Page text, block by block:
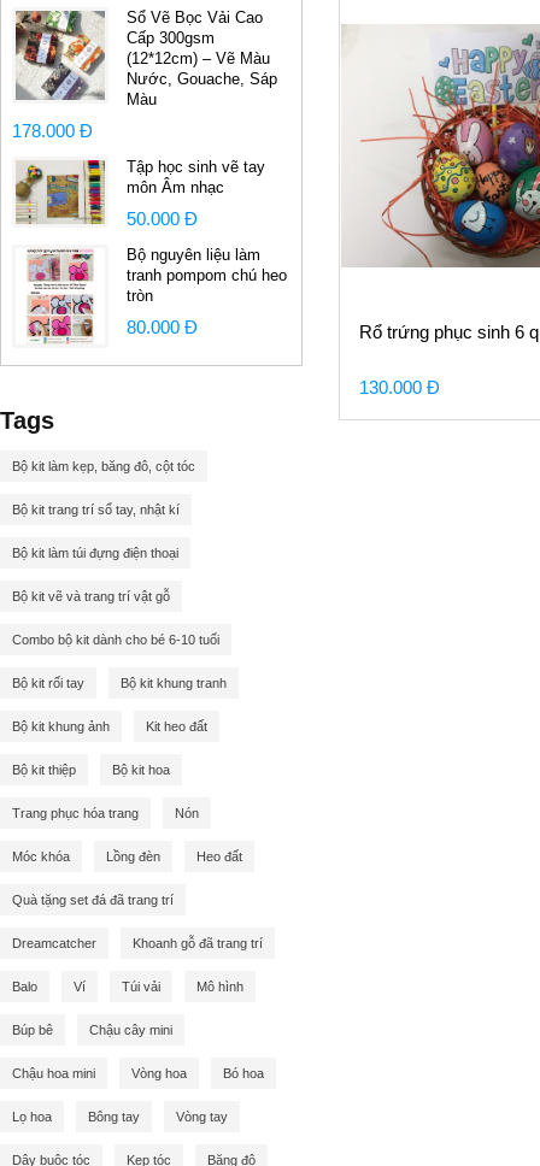
Sổ Vẽ Bọc Vải Cao
Cấp 300gsm
(12*12cm) – Vẽ Màu
Nước, Gouache, Sáp
Màu
178.000 Đ
Tập học sinh vẽ tay
môn Âm nhạc
50.000 Đ
Bộ nguyên liệu làm
tranh pompom chú heo
tròn
80.000 Đ
Tags
Bộ kit làm kẹp, băng đô, cột tóc
Bộ kit trang trí sổ tay, nhật kí
Bộ kit làm túi đựng điện thoại
Bộ kit vẽ và trang trí vật gỗ
Combo bộ kit dành cho bé 6-10 tuổi
Bộ kit rối tay Bộ kit khung tranh
Bộ kit khung ảnh Kit heo đất
Bộ kit thiệp Bộ kit hoa
Trang phục hóa trang Nón
Móc khóa Lồng đèn Heo đất
Quà tặng set đá đã trang trí
Dreamcatcher Khoanh gỗ đã trang trí
Balo Ví Túi vải Mô hình
Búp bê Chậu cây mini
Chậu hoa mini Vòng hoa Bó hoa
Lọ hoa Bông tay Vòng tay
Dây buộc tóc Kẹp tóc Băng đô
Rổ trứng phục sinh 6
130.000 Đ